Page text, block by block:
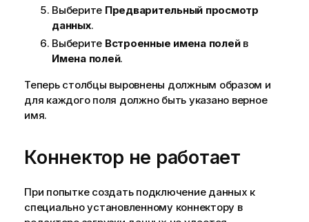
Выберите Предварительный просмотр
данных.
Выберите Встроенные имена полейв
Имена полей.
Теперь столбцы выровнены должным образом и
для каждого поля должно быть указано верное
имя.
Коннектор не работает
При попытке создать подключение данных к
специально установленному коннектору в